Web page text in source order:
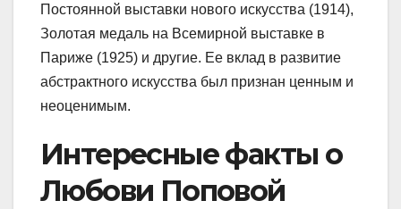
Постоянной выставки нового искусства (1914),
Золотая медаль на Всемирной выставке в
Париже (1925) и другие. Ее вклад в развитие
абстрактного искусства был признан ценным и
неоценимым.
Интересные факты о
Любови Поповой